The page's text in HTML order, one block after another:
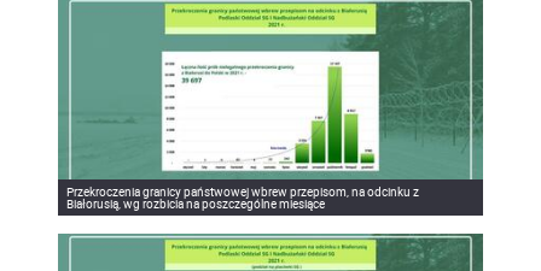
Przekroczenia granicy państwowej wbrew przepisom, na odcinku z
Białorusią, wg rozbicia na poszczególne miesiące